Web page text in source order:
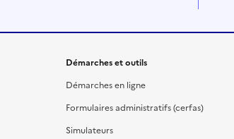
Démarches et outils
Démarches en ligne
Formulaires administratifs (cerfas)
Simulateurs